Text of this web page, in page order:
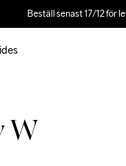
Beställ senast 17/12 för
W